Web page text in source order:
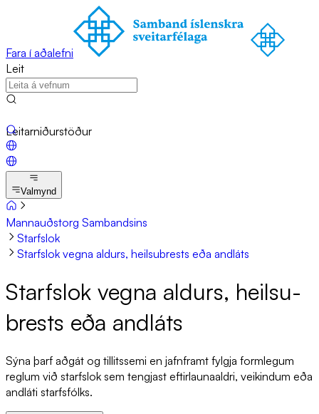
Fara í aðalefni
Leit
Leitarniðurstöður
Valmynd
Mannauðstorg Sambandsins
Starfslok
Starfslok vegna aldurs, heilsubrests eða andláts
Starfs­lok vegna ald­urs, heilsu­
brests eða and­láts
Sýna þarf aðgát og tillitssemi en jafnframt fylgja formlegum
reglum við starfslok sem tengjast eftirlaunaaldri, veikindum eða
andláti starfsfólks.